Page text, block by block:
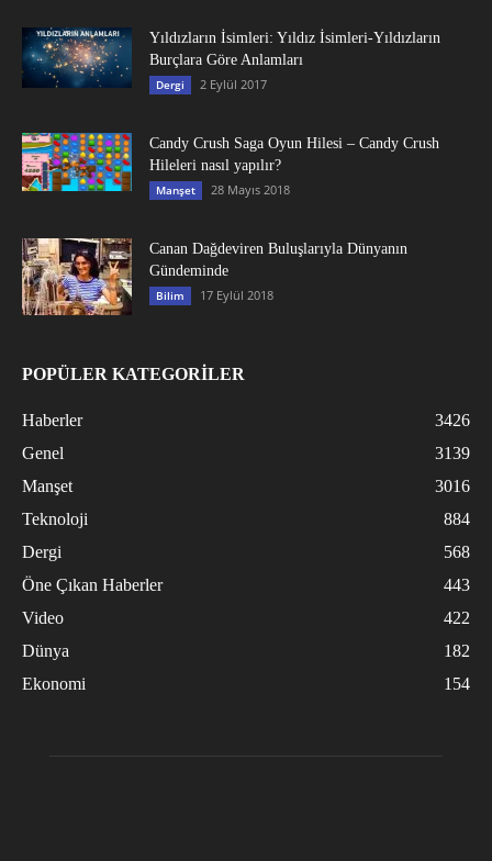
Yıldızların İsimleri: Yıldız İsimleri-Yıldızların
Burçlara Göre Anlamları
Dergi 2 Eylül 2017
Candy Crush Saga Oyun Hilesi – Candy Crush
Hileleri nasıl yapılır?
Manşet 28 Mayıs 2018
Canan Dağdeviren Buluşlarıyla Dünyanın
Gündeminde
Bilim 17 Eylül 2018
POPÜLER KATEGORİLER
Haberler
3426
Genel
3139
Manşet
3016
Teknoloji
884
Dergi
568
Öne Çıkan Haberler
443
Video
422
Dünya
182
Ekonomi
154